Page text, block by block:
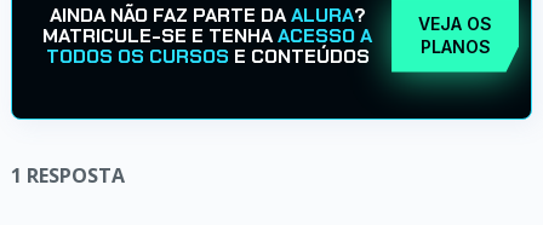
AINDA NÃO FAZ PARTE DAALURA?
MATRICULE-SE E TENHAACESSO A
TODOS OS CURSOS E CONTEÚDOS
VEJA OS
PLANOS
1 RESPOSTA